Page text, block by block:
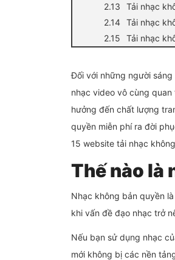
Tải nhạc
Tải nhạc
Tải nhạc
Đối với những người
nhạc video vô cùng
hưởng đến chất lượng
quyền miễn phí ra đời
15 website tải nhạc
Thế nào là
Nhạc không bản quyền
khi vấn đề đạo nhạc trở
Nếu bạn sử dụng nhạc
mới không bị các nền